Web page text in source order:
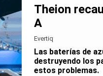
Theion
A
Evertiq
Las baterías de
destruyendo los
estos problemas.